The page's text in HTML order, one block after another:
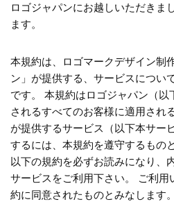
ロゴジャパンにお越しいただきま
ます。
本規約は、ロゴマークデザイン制
ン」が提供する、サービスについ
です。 本規約はロゴジャパン（
されるすべてのお客様に適用され
が提供するサービス（以下本サー
するには、本規約を遵守するもの
以下の規約を必ずお読みになり、
サービスをご利用下さい。 ご利用
約に同意されたものとみなします。